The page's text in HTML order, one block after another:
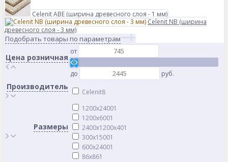
Celenit ABE (ширина древесного слоя - 1 мм)
Celenit NB (ширина
древесного слоя - 3 мм)
Подобрать товары по параметрам
Цена розничная
от
до руб.
Производитель
Celenit8
Размеры
1200x24001
1200x6001
2400x1200x401
300x15001
600x24001
86х861